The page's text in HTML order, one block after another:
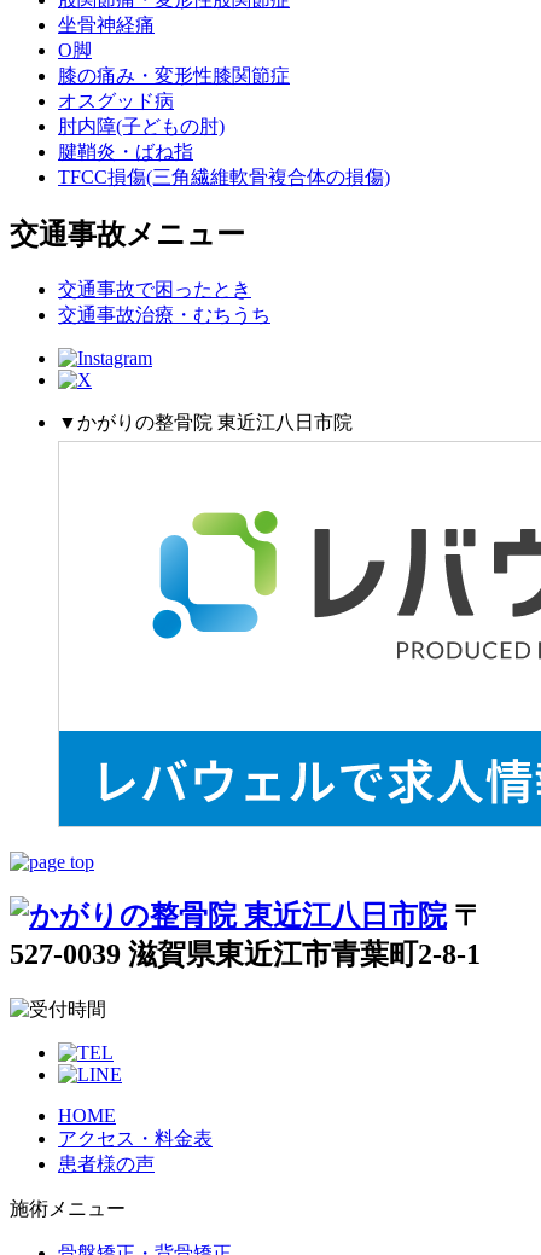
坐骨神経痛
O脚
膝の痛み・変形性膝関節症
オスグッド病
肘内障(子どもの肘)
腱鞘炎・ばね指
TFCC損傷(三角繊維軟骨複合体の損傷)
交通事故メニュー
交通事故で困ったとき
交通事故治療・むちうち
▼かがりの整骨院 東近江八日市院
〒
527-0039 滋賀県東近江市青葉町2-8-1
HOME
アクセス・料金表
患者様の声
施術メニュー